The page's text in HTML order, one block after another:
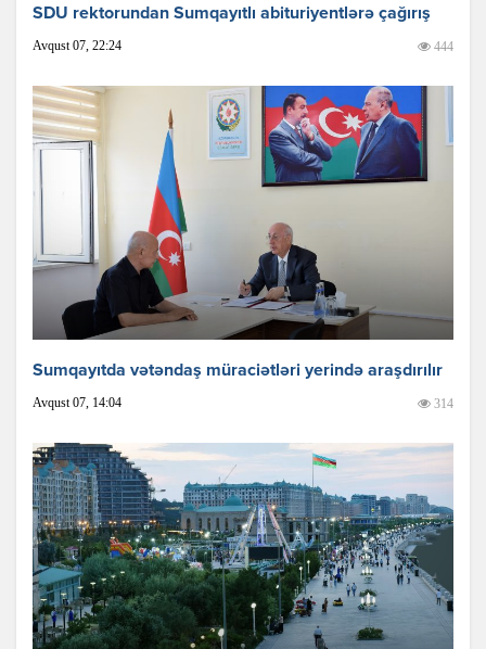
SDU rektorundan Sumqayıtlı abituriyentlərə çağırış
Avqust 07, 22:24 444
Sumqayıtda vətəndaş müraciətləri yerində araşdırılır
Avqust 07, 14:04 314